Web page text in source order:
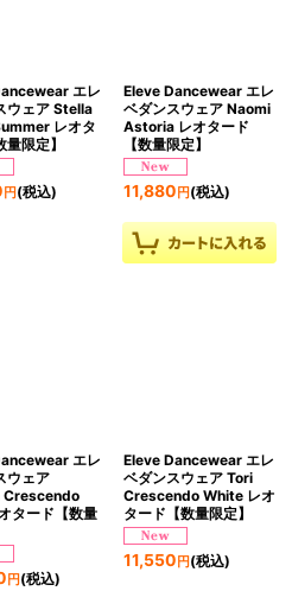
エレ
ウェア Stella
レオタ
限定】
円(税込)
Eleve Dancewear エレ
ベダンスウェア Naomi
Astoria レオタード
【数量限定】
11,880 円(税込)
エレ
ウェア
Crescendo
タード【数量
円(税込)
Eleve Dancewear エレ
ベダンスウェア Tori
Crescendo White レオ
タード【数量限定】
11,550 円(税込)